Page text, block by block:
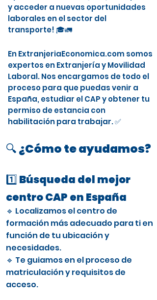
y acceder a nuevas oportunidades
laborales en el sector del
transporte! 🎓🚛
En ExtranjeriaEconomica.com somos
expertos en Extranjería y Movilidad
Laboral. Nos encargamos de todo el
proceso para que puedas venir a
España, estudiar el CAP y obtener tu
permiso de estancia con
habilitación para trabajar. ✅
🔍 ¿Cómo te ayudamos?
1️⃣ Búsqueda del mejor
centro CAP en España
🔹 Localizamos el centro de
formación más adecuado para ti en
función de tu ubicación y
necesidades.
🔹 Te guiamos en el proceso de
matriculación y requisitos de
acceso.